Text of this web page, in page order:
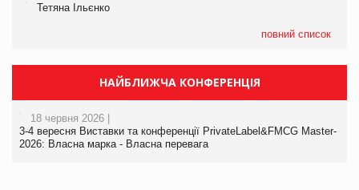
Тетяна Ільєнко
повний список
НАЙБЛИЖЧА КОНФЕРЕНЦІЯ
18 червня 2026 |
3-4 вересня Виставки та конференції PrivateLabel&FMCG Master-
2026: Власна марка - Власна перевага